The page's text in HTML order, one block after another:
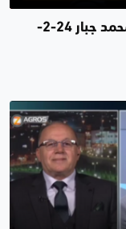
#حلقة جديدة من برنامج #بوضوح مع محمد جبار 24-2-